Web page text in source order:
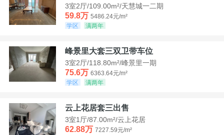
3室2厅/109.00m²/天慧城一二期
59.8万 5486.24元/m²
学区
满两年
峰景里大套三双卫带车位
3室2厅/118.80m²/峰景里一期
75.6万 6363.64元/m²
学区
满两年
云上花居套三出售
3室1厅/87.00m²/云上花居
62.88万 7227.59元/m²